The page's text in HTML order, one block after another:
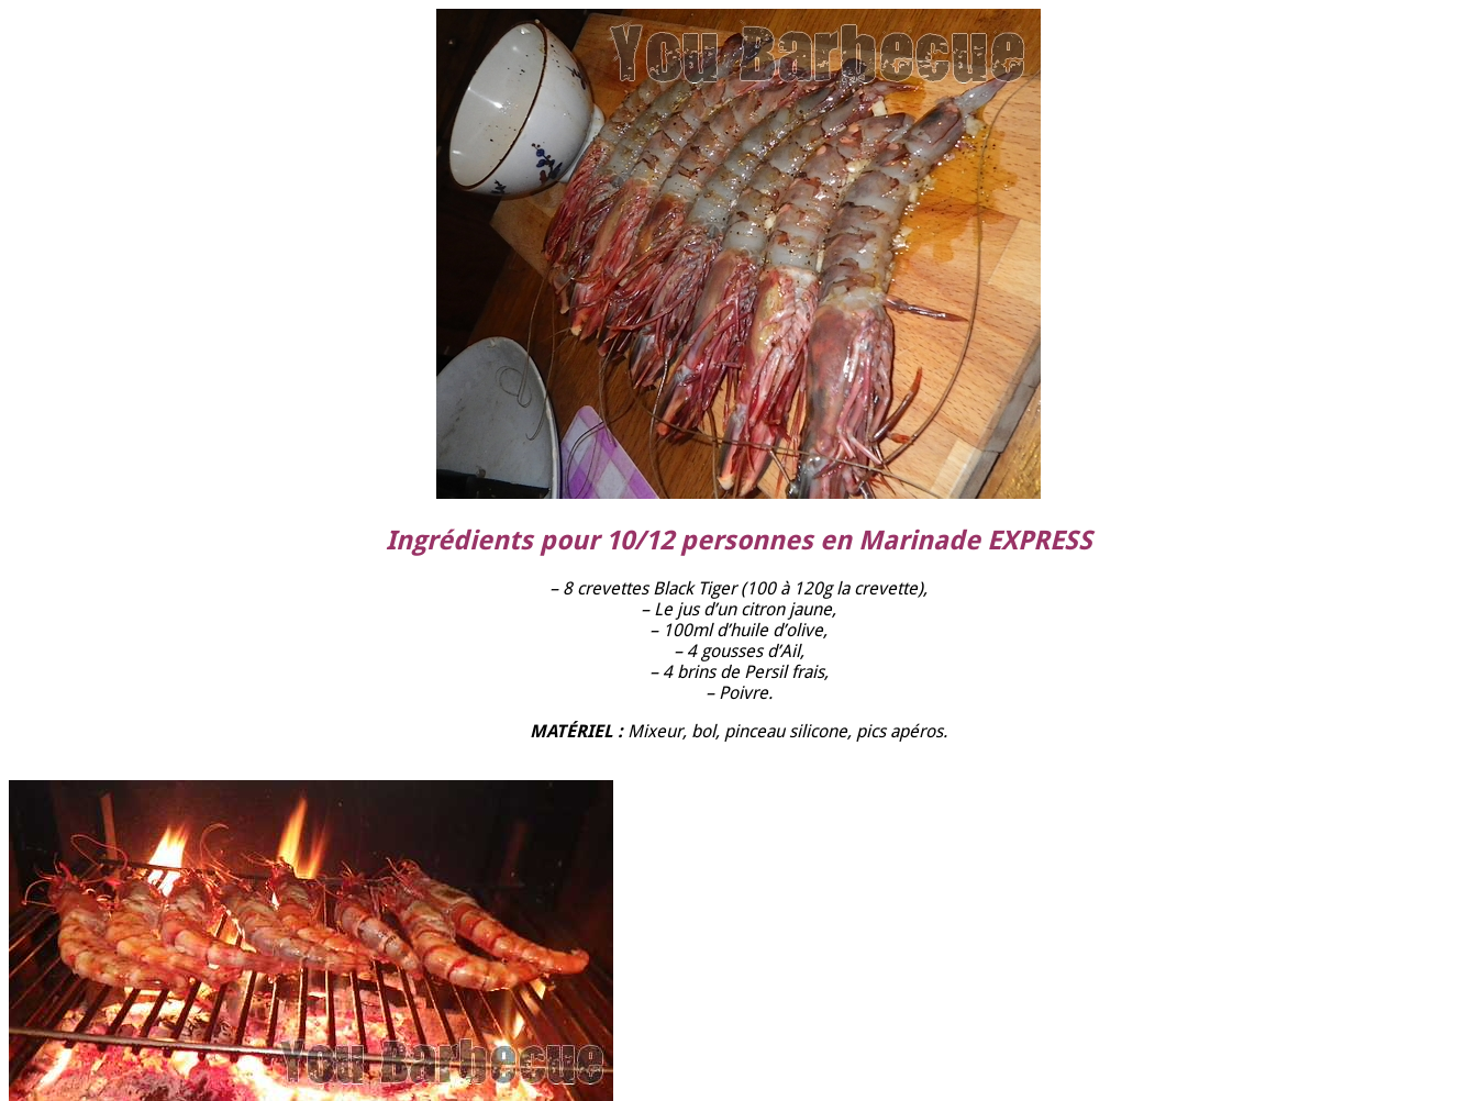
Ingrédients pour 10/12 personnes en Marinade EXPRESS
– 8 crevettes Black Tiger (100 à 120g la crevette),
– Le jus d’un citron jaune,
– 100ml d’huile d’olive,
– 4 gousses d’Ail,
– 4 brins de Persil frais,
– Poivre.
MATÉRIEL :Mixeur, bol, pinceau silicone, pics apéros.